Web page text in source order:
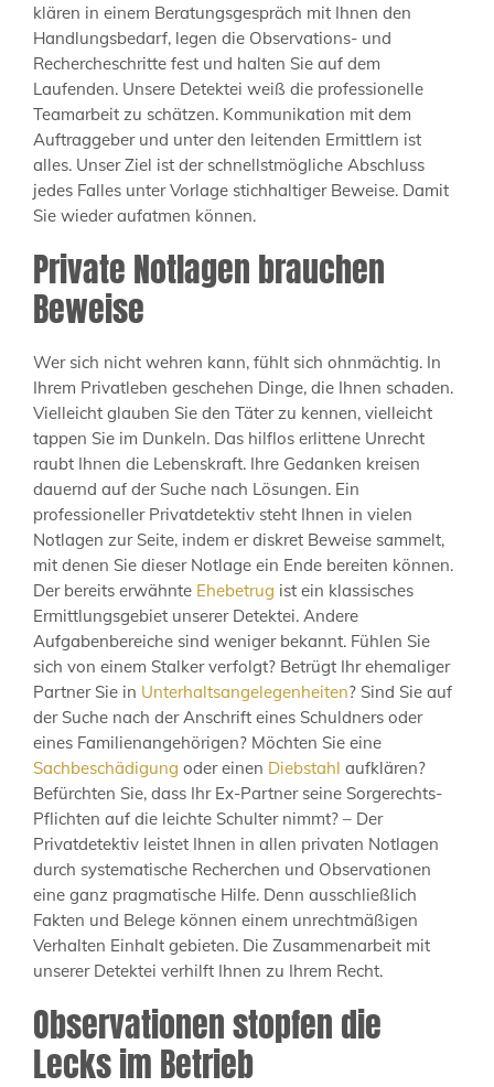
klären in einem Beratungsgespräch mit Ihnen den
Handlungsbedarf, legen die Observations- und
Rechercheschritte fest und halten Sie auf dem
Laufenden. Unsere Detektei weiß die professionelle
Teamarbeit zu schätzen. Kommunikation mit dem
Auftraggeber und unter den leitenden Ermittlern ist
alles. Unser Ziel ist der schnellstmögliche Abschluss
jedes Falles unter Vorlage stichhaltiger Beweise. Damit
Sie wieder aufatmen können.
Private Notlagen brauchen
Beweise
Wer sich nicht wehren kann, fühlt sich ohnmächtig. In
Ihrem Privatleben geschehen Dinge, die Ihnen schaden.
Vielleicht glauben Sie den Täter zu kennen, vielleicht
tappen Sie im Dunkeln. Das hilflos erlittene Unrecht
raubt Ihnen die Lebenskraft. Ihre Gedanken kreisen
dauernd auf der Suche nach Lösungen. Ein
professioneller Privatdetektiv steht Ihnen in vielen
Notlagen zur Seite, indem er diskret Beweise sammelt,
mit denen Sie dieser Notlage ein Ende bereiten können.
Der bereits erwähnte Ehebetrug ist ein klassisches
Ermittlungsgebiet unserer Detektei. Andere
Aufgabenbereiche sind weniger bekannt. Fühlen Sie
sich von einem Stalker verfolgt? Betrügt Ihr ehemaliger
Partner Sie in Unterhaltsangelegenheiten? Sind Sie auf
der Suche nach der Anschrift eines Schuldners oder
eines Familienangehörigen? Möchten Sie eine
Sachbeschädigung oder einen Diebstahl aufklären?
Befürchten Sie, dass Ihr Ex-Partner seine Sorgerechts-
Pflichten auf die leichte Schulter nimmt? – Der
Privatdetektiv leistet Ihnen in allen privaten Notlagen
durch systematische Recherchen und Observationen
eine ganz pragmatische Hilfe. Denn ausschließlich
Fakten und Belege können einem unrechtmäßigen
Verhalten Einhalt gebieten. Die Zusammenarbeit mit
unserer Detektei verhilft Ihnen zu Ihrem Recht.
Observationen stopfen die
Lecks im Betrieb